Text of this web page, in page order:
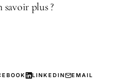
plus ?
LINKEDIN EMAIL